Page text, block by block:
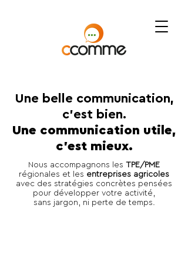
Une belle communication,
c’est bien.
Une communication utile,
c’est mieux.
Nous accompagnons les TPE/PME
régionales et les entreprises agricoles
avec des stratégies concrètes pensées
pour développer votre activité,
sans jargon, ni perte de temps.